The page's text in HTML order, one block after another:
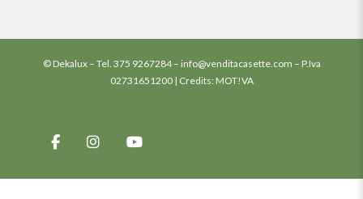
© Dekalux – Tel. 375 9267284– info@venditacasette.com – P.Iva
02731651200 | Credits:MOT!VA